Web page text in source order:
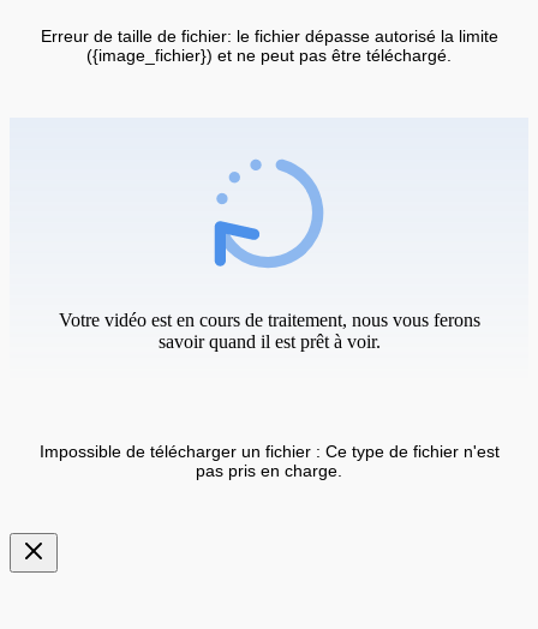
Erreur de taille de fichier: le fichier dépasse autorisé la limite
({image_fichier}) et ne peut pas être téléchargé.
Votre vidéo est en cours de traitement, nous vous ferons
savoir quand il est prêt à voir.
Impossible de télécharger un fichier : Ce type de fichier n'est
pas pris en charge.